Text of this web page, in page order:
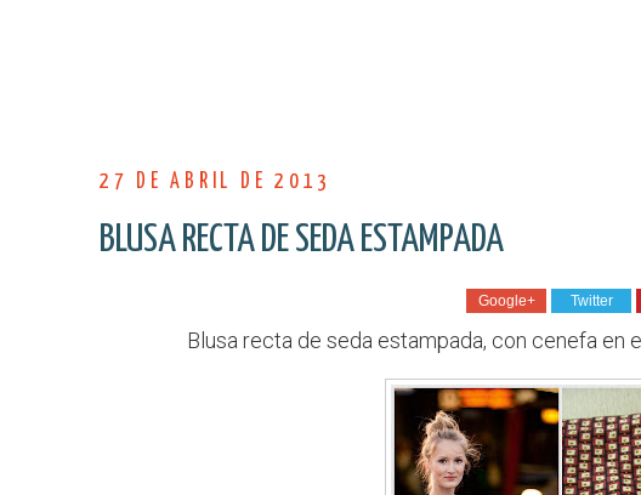
27 DE ABRIL DE 2013
BLUSA RECTA DE SEDA ESTAMPADA
Google+ Twitter
Blusa recta de seda estampada, con cenefa